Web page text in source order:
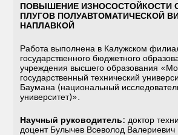
ПОВЫШЕНИЕ ИЗНОСОСТОЙКОСТИ
ПЛУГОВ ПОЛУАВТОМАТИЧЕСКОЙ
НАПЛАВКОЙ
Работа выполнена в Калужском
государственного бюджетного
учреждения высшего образования
государственный технический
Баумана (национальный
университет)».
Научный руководитель: доктор
доцент Булычев Всеволод Валериевич